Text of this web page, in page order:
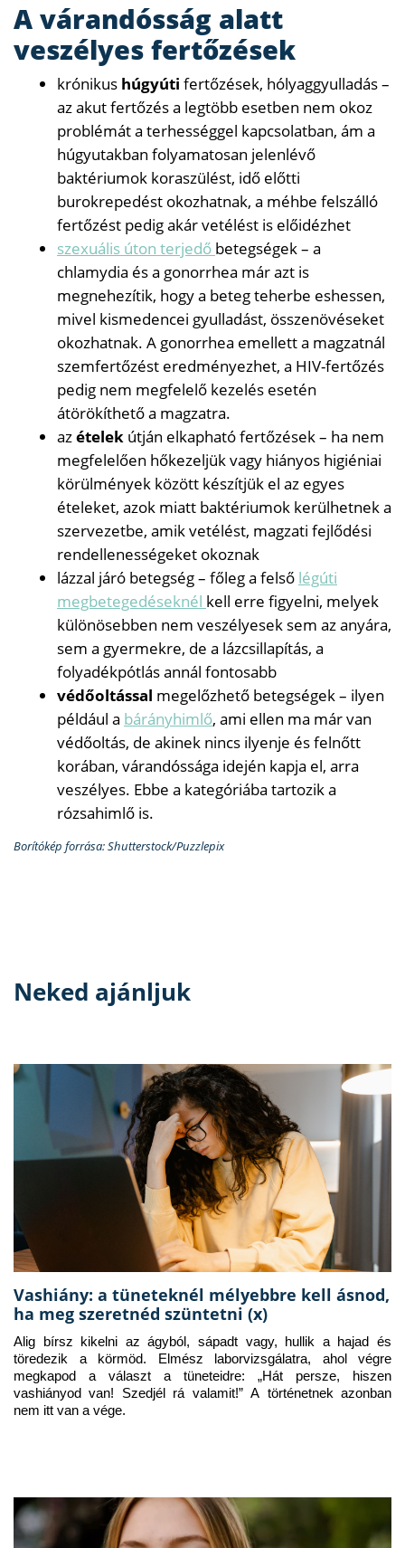
A várandósság alatt
veszélyes fertőzések
krónikus húgyúti fertőzések, hólyaggyulladás –
az akut fertőzés a legtöbb esetben nem okoz
problémát a terhességgel kapcsolatban, ám a
húgyutakban folyamatosan jelenlévő
baktériumok koraszülést, idő előtti
burokrepedést okozhatnak, a méhbe felszálló
fertőzést pedig akár vetélést is előidézhet
szexuális úton terjedő betegségek – a
chlamydia és a gonorrhea már azt is
megnehezítik, hogy a beteg teherbe eshessen,
mivel kismedencei gyulladást, összenövéseket
okozhatnak. A gonorrhea emellett a magzatnál
szemfertőzést eredményezhet, a HIV-fertőzés
pedig nem megfelelő kezelés esetén
átörökíthető a magzatra.
azételek útján elkapható fertőzések – ha nem
megfelelően hőkezeljük vagy hiányos higiéniai
körülmények között készítjük el az egyes
ételeket, azok miatt baktériumok kerülhetnek a
szervezetbe, amik vetélést, magzati fejlődési
rendellenességeket okoznak
lázzal járó betegség – főleg a felső légúti
megbetegedéseknél kell erre figyelni, melyek
különösebben nem veszélyesek sem az anyára,
sem a gyermekre, de a lázcsillapítás, a
folyadékpótlás annál fontosabb
védőoltással megelőzhető betegségek – ilyen
például a bárányhimlő, ami ellen ma már van
védőoltás, de akinek nincs ilyenje és felnőtt
korában, várandóssága idején kapja el, arra
veszélyes. Ebbe a kategóriába tartozik a
rózsahimlő is.
Borítókép forrása: Shutterstock/Puzzlepix
Neked ajánljuk
Vashiány: a tüneteknél mélyebbre kell ásnod,
ha meg szeretnéd szüntetni (x)
Alig bírsz kikelni az ágyból, sápadt vagy, hullik a hajad és
töredezik a körmöd. Elmész laborvizsgálatra, ahol végre
megkapod a választ a tüneteidre: „Hát persze, hiszen
vashiányod van! Szedjél rá valamit!” A történetnek azonban
nem itt van a vége.